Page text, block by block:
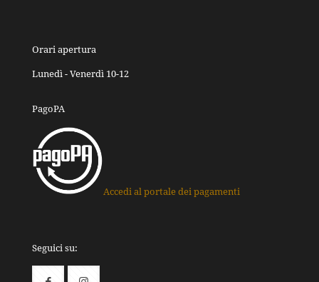
Orari apertura
Lunedì - Venerdì 10-12
PagoPA
Accedi al portale dei pagamenti
Seguici su: